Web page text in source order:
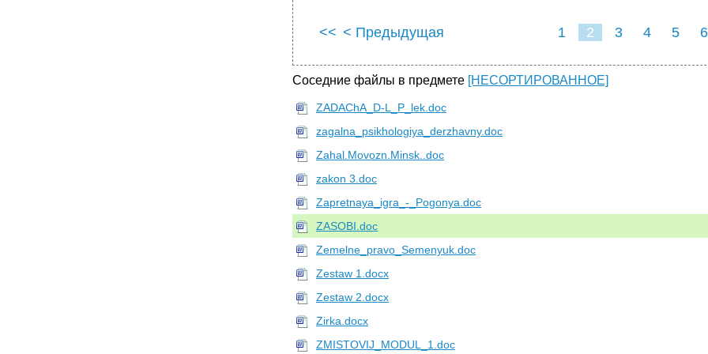
<< < Предыдущая 1 2 3 4 5 6
Соседние файлы в предмете [НЕСОРТИРОВАННОЕ]
ZADAChA_D-L_P_lek.doc
zagalna_psikhologiya_derzhavny.doc
Zahal.Movozn.Minsk..doc
zakon 3.doc
Zapretnaya_igra_-_Pogonya.doc
ZASOBI.doc
Zemelne_pravo_Semenyuk.doc
Zestaw 1.docx
Zestaw 2.docx
Zirka.docx
ZMISTOVIJ_MODUL_1.doc